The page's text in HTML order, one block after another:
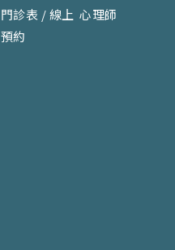
門診表 / 線上
預約
心理師